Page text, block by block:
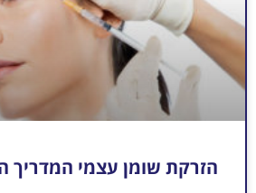
הזרקת שומן עצמי המדריך